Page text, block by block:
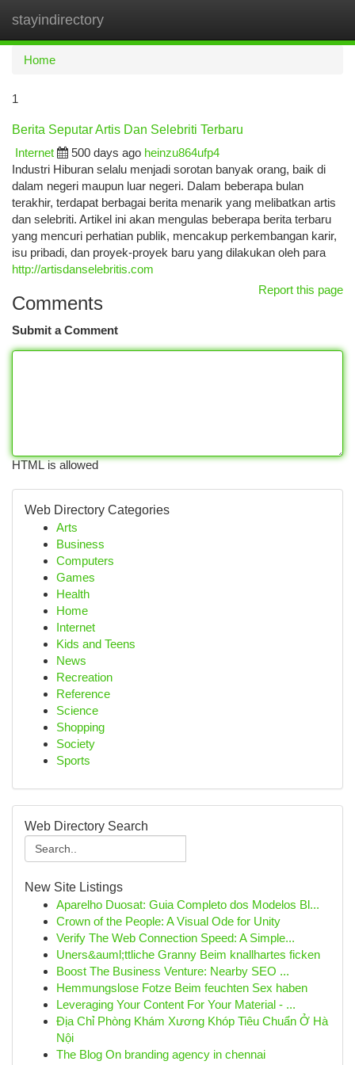
stayindirectory
Home
1
Berita Seputar Artis Dan Selebriti Terbaru
Internet
500 days ago heinzu864ufp4
Industri Hiburan selalu menjadi sorotan banyak orang, baik di
dalam negeri maupun luar negeri. Dalam beberapa bulan
terakhir, terdapat berbagai berita menarik yang melibatkan artis
dan selebriti. Artikel ini akan mengulas beberapa berita terbaru
yang mencuri perhatian publik, mencakup perkembangan karir,
isu pribadi, dan proyek-proyek baru yang dilakukan oleh para
http://artisdanselebritis.com
Report this page
Comments
Submit a Comment
HTML is allowed
Web Directory Categories
Arts
Business
Computers
Games
Health
Home
Internet
Kids and Teens
News
Recreation
Reference
Science
Shopping
Society
Sports
Web Directory Search
New Site Listings
Aparelho Duosat: Guia Completo dos Modelos Bl...
Crown of the People: A Visual Ode for Unity
Verify The Web Connection Speed: A Simple...
Uners&auml;ttliche Granny Beim knallhartes ficken
Boost The Business Venture: Nearby SEO ...
Hemmungslose Fotze Beim feuchten Sex haben
Leveraging Your Content For Your Material - ...
Địa Chỉ Phòng Khám Xương Khóp Tiêu Chuẩn Ở Hà
Nội
The Blog On branding agency in chennai